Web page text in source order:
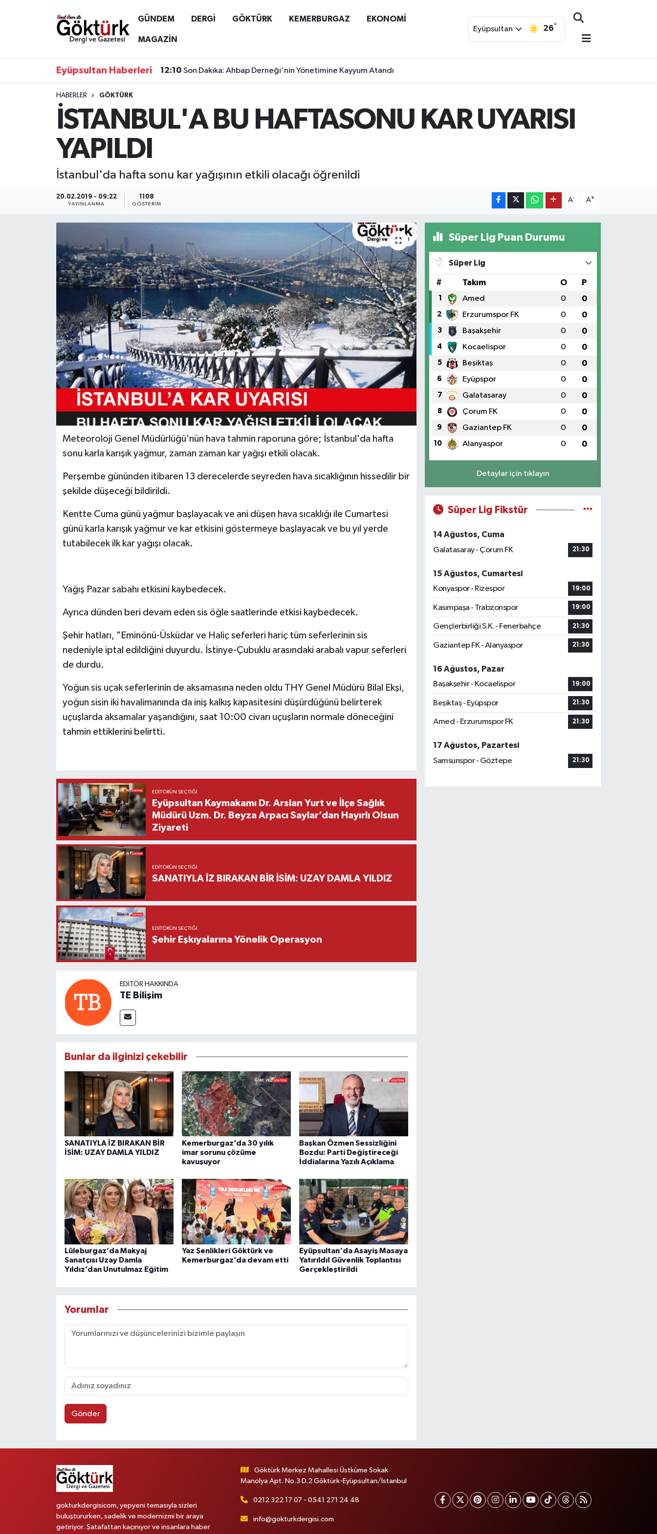
GÜNDEM DERGİ GÖKTÜRK KEMERBURGAZ EKONOMİ
MAGAZİN
Eyüpsultan 26°
Eyüpsultan Haberleri 12:10 Son Dakika: Ahbap Derneği'nin Yönetimine Kayyum Atandı
HABERLER GÖKTÜRK
İSTANBUL'A BU HAFTASONU KAR UYARISI
YAPILDI
İstanbul'da hafta sonu kar yağışının etkili olacağı öğrenildi
20.02.2019 - 09:22
YAYINLANMA
1108
GÖSTERIM
A- A+
Meteoroloji Genel Müdürlüğü'nün hava tahmin raporuna göre; İstanbul'da hafta
sonu karla karışık yağmur, zaman zaman kar yağışı etkili olacak.
Perşembe gününden itibaren 13 derecelerde seyreden hava sıcaklığının hissedilir bir
şekilde düşeceği bildirildi.
Kentte Cuma günü yağmur başlayacak ve ani düşen hava sıcaklığı ile Cumartesi
günü karla karışık yağmur ve kar etkisini göstermeye başlayacak ve bu yıl yerde
tutabilecek ilk kar yağışı olacak.
Yağış Pazar sabahı etkisini kaybedecek.
Ayrıca dünden beri devam eden sis öğle saatlerinde etkisi kaybedecek.
Şehir hatları, "Eminönü-Üsküdar ve Haliç seferleri hariç tüm seferlerinin sis
nedeniyle iptal edildiğini duyurdu. İstinye-Çubuklu arasındaki arabalı vapur seferleri
de durdu.
Yoğun sis uçak seferlerinin de aksamasına neden oldu THY Genel Müdürü Bilal Ekşi,
yoğun sisin iki havalimanında da iniş kalkış kapasitesini düşürdüğünü belirterek
uçuşlarda aksamalar yaşandığını, saat 10:00 civarı uçuşların normale döneceğini
tahmin ettiklerini belirtti.
EDITÖRÜN SEÇTIĞI
Eyüpsultan Kaymakamı Dr. Arslan Yurt ve İlçe Sağlık
Müdürü Uzm. Dr. Beyza Arpacı Saylar’dan Hayırlı Olsun
Ziyareti
EDITÖRÜN SEÇTIĞI
SANATIYLA İZ BIRAKAN BİR İSİM: UZAY DAMLA YILDIZ
EDITÖRÜN SEÇTIĞI
Şehir Eşkıyalarına Yönelik Operasyon
EDITÖR HAKKINDA
TE Bilişim
Bunlar da ilginizi çekebilir
SANATIYLA İZ BIRAKAN BİR
İSİM: UZAY DAMLA YILDIZ
Kemerburgaz’da 30 yılık
imar sorunu çözüme
kavuşuyor
Başkan Özmen Sessizliğini
Bozdu: Parti Değiştireceği
İddialarına Yazılı Açıklama
Lüleburgaz’da Makyaj
Sanatçısı Uzay Damla
Yıldız’dan Unutulmaz Eğitim
Yaz Şenlikleri Göktürk ve
Kemerburgaz’da devam etti
Eyüpsultan'da Asayiş Masaya
Yatırıldı! Güvenlik Toplantısı
Gerçekleştirildi
Yorumlar
Gönder
Süper Lig Puan Durumu
Süper Lig
# Takım O P
1 Amed 0 0
2 Erzurumspor FK 0 0
3 Başakşehir 0 0
4 Kocaelispor 0 0
5 Beşiktaş 0 0
6 Eyüpspor 0 0
7 Galatasaray 0 0
8 Çorum FK 0 0
9 Gaziantep FK 0 0
10 Alanyaspor 0 0
Detaylar için tıklayın
Süper Lig Fikstür
14 Ağustos, Cuma
Galatasaray - Çorum FK
21:30
15 Ağustos, Cumartesi
Konyaspor - Rizespor
19:00
Kasımpaşa - Trabzonspor 19:00
Gençlerbirliği S.K. - Fenerbahçe 21:30
Gaziantep FK - Alanyaspor 21:30
16 Ağustos, Pazar
Başakşehir - Kocaelispor
19:00
Beşiktaş - Eyüpspor 21:30
Amed - Erzurumspor FK 21:30
17 Ağustos, Pazartesi
Samsunspor - Göztepe
21:30
gokturkdergisicom, yepyeni temasıyla sizleri
buluştururken, sadelik ve modernizmi bir araya
getiriyor. Şatafattan kaçınıyor ve insanlara haber
Göktürk Merkez Mahallesi Üstküme Sokak
Manolya Apt. No.3 D.2 Göktürk-Eyüpsultan/İstanbul
0212 322 17 07 - 0541 271 24 48
info@gokturkdergisi.com
Anne Çocuk
EĞİTİM
KÜLTÜR - SANAT
MAGAZİN
ÖZEL HABER
SAĞLIK
TEKNOLOJİ
TİCARET
Eyüpsultan Hava Durumu
Tüm Manşetler
Son Dakika Haberleri